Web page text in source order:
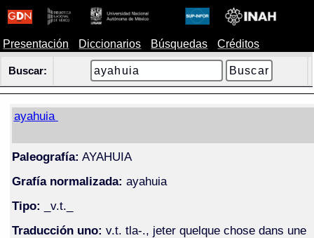
Presentación Diccionarios Búsquedas Créditos
Buscar:
ayahuia
Paleografía: AYAHUIA
Grafía normalizada: ayahuia
Tipo: _v.t._
Traducción uno: v.t. tla-., jeter quelque chose dans une